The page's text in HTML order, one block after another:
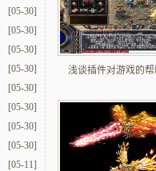
[05-30]
[05-30]
[05-30]
[05-30]
[05-30]
[05-30]
[05-30]
[05-30]
[05-11]
浅谈插件对游戏的